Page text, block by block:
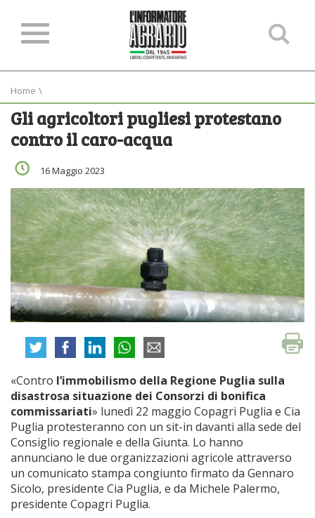
Home \
Gli agricoltori pugliesi protestano
contro il caro-acqua
16 Maggio 2023
«Contro l’immobilismo della Regione Puglia sulla
disastrosa situazione dei Consorzi di bonifica
commissariati» lunedì 22 maggio Copagri Puglia e Cia
Puglia protesteranno con un sit-in davanti alla sede del
Consiglio regionale e della Giunta. Lo hanno
annunciano le due organizzazioni agricole attraverso
un comunicato stampa congiunto firmato da Gennaro
Sicolo, presidente Cia Puglia, e da Michele Palermo,
presidente Copagri Puglia.